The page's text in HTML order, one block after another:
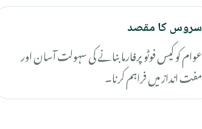
سروس کا مقصد
عوام کو کیس فوٹو پرفارما بنانے کی سہولت آسان اور
مفت انداز میں فراہم کرنا۔